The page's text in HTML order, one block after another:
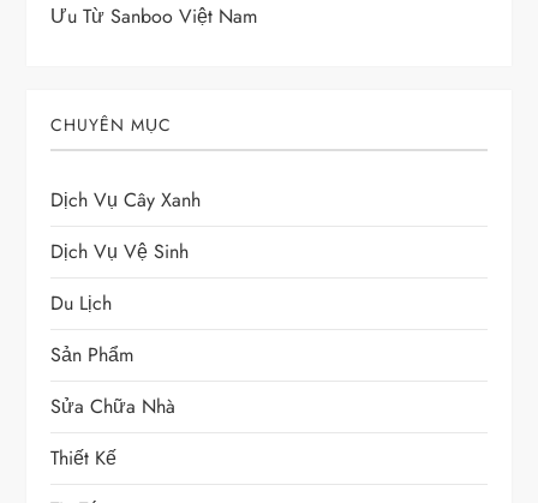
Ưu Từ Sanboo Việt Nam
CHUYÊN MỤC
Dịch Vụ Cây Xanh
Dịch Vụ Vệ Sinh
Du Lịch
Sản Phẩm
Sửa Chữa Nhà
Thiết Kế